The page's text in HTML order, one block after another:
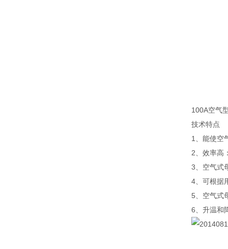
100A空气
技术特点
1、能使空
2、效率高
3、空气式
4、可根据
5、空气式
6、升温和